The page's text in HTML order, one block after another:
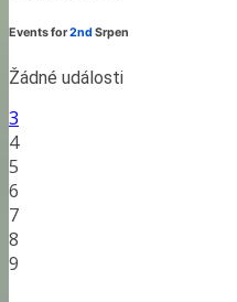
Events for2nd Srpen
Žádné události
3
4
5
6
7
8
9